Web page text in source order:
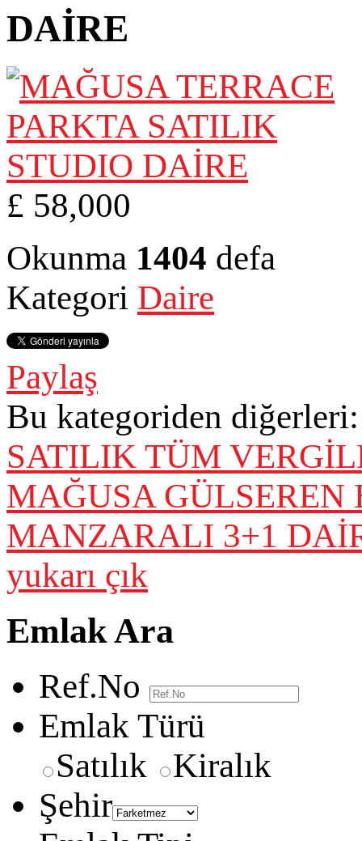
DAİRE
£ 58,000
Okunma 1404 defa
Kategori Daire
Paylaş
Bu kategoriden diğerleri:
SATILIK TÜM
MAĞUSA
MANZARALI 3+1
yukarı çık
Emlak Ara
Ref.No
Emlak Türü
Satılık
Kiralık
Şehir